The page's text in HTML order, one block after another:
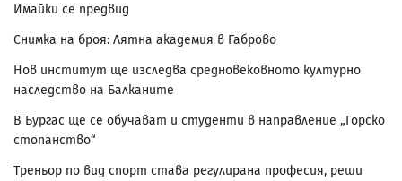
Имайки се предвид
Снимка на броя: Лятна академия в Габрово
Нов институт ще изследва средновековното културно
наследство на Балканите
В Бургас ще се обучават и студенти в направление „Горско
стопанство“
Треньор по вид спорт става регулирана професия, реши